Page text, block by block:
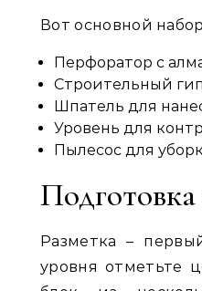
Вот основной
Перфоратор с
Строительный
Шпатель для
Уровень для
Пылесос для
Подготовка
Разметка –
уровня отметьте